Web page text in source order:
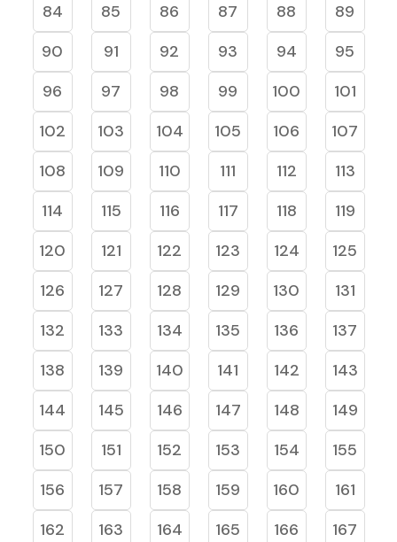
84
85 86 87 88
89
90
91 92 93 94
95
96
97 98 99 100
101
102
103 104 105 106
107
108
109 110 111 112
113
114
115 116 117 118
119
120
121 122 123 124
125
126
127 128 129 130
131
132
133 134 135 136
137
138
139 140 141 142
143
144
145 146 147 148
149
150
151 152 153 154
155
156
157 158 159 160
161
162
163 164 165 166
167